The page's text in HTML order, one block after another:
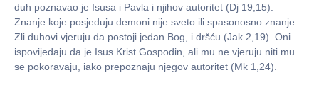
duh poznavao je Isusa i Pavla i njihov autoritet (Dj 19,15).
Znanje koje posjeduju demoni nije sveto ili spasonosno znanje.
Zli duhovi vjeruju da postoji jedan Bog, i dršću (Jak 2,19). Oni
ispovijedaju da je Isus Krist Gospodin, ali mu ne vjeruju niti mu
se pokoravaju, iako prepoznaju njegov autoritet (Mk 1,24).